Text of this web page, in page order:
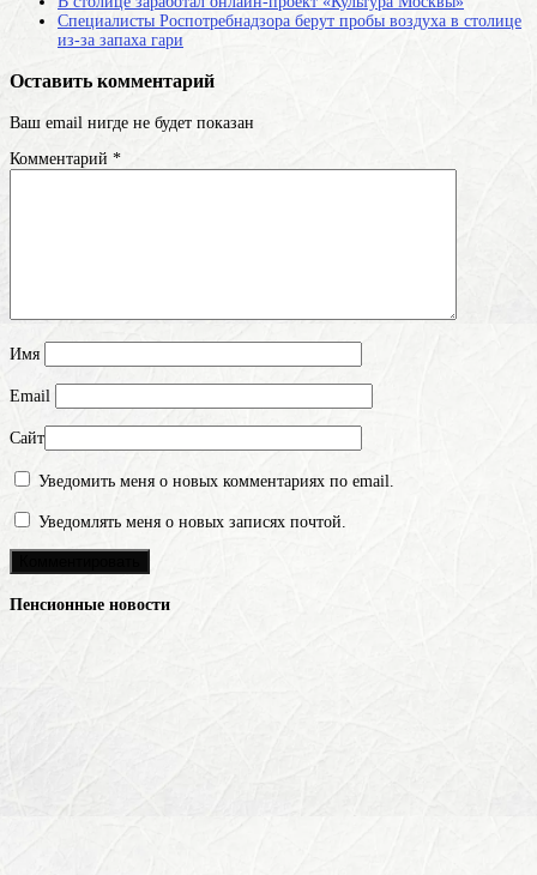
Специалисты Роспотребнадзора берут пробы воздуха в столице
из-за запаха гари
Оставить комментарий
Ваш email нигде не будет показан
Комментарий *
Имя
Email
Сайт
Уведомить меня о новых комментариях по email.
Уведомлять меня о новых записях почтой.
Пенсионные новости